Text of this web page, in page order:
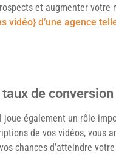
et augmenter
vidéo} d’une agence
de conversion
joue également un rôle
de vos vidéos, vous
chances d’atteindre